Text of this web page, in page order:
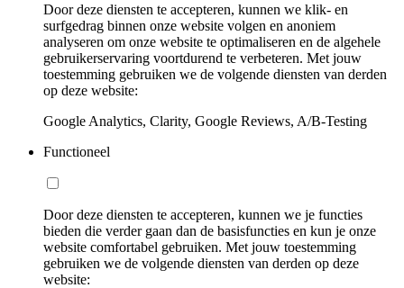
Door deze diensten te accepteren, kunnen we klik- en
surfgedrag binnen onze website volgen en anoniem
analyseren om onze website te optimaliseren en de algehele
gebruikerservaring voortdurend te verbeteren. Met jouw
toestemming gebruiken we de volgende diensten van derden
op deze website:
Google Analytics, Clarity, Google Reviews, A/B-Testing
Functioneel
Door deze diensten te accepteren, kunnen we je functies
bieden die verder gaan dan de basisfuncties en kun je onze
website comfortabel gebruiken. Met jouw toestemming
gebruiken we de volgende diensten van derden op deze
website: